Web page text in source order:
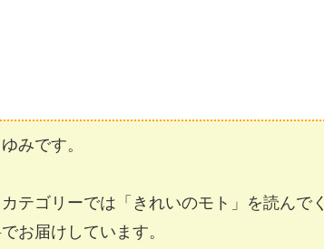
みです。
カテゴリーでは「きれいのモト」を読んで
お届けしています。